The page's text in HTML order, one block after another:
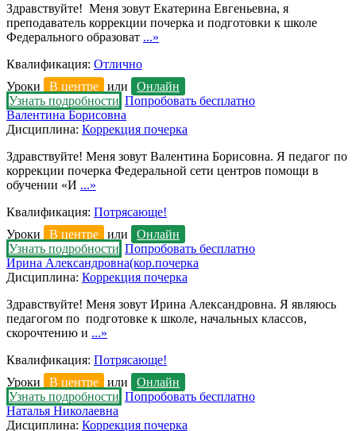
Здравствуйте! Меня зовут Екатерина Евгеньевна, я
преподаватель коррекции почерка и подготовки к школе
Федерального образоват ...»
Квалификация: Отлично
Уроки
В центре или
Онлайн
Узнать подробности Попробовать бесплатно
Валентина Борисовна
Дисциплина: Коррекция почерка
Здравствуйте! Меня зовут Валентина Борисовна. Я педагог по
коррекции почерка Федеральной сети центров помощи в
обучении «И ...»
Квалификация: Потрясающе!
Уроки
В центре или
Онлайн
Узнать подробности Попробовать бесплатно
Ирина Александровна(кор.почерка
Дисциплина: Коррекция почерка
Здравствуйте! Меня зовут Ирина Александровна. Я являюсь
педагогом по подготовке к школе, начальных классов,
скорочтению и ...»
Квалификация: Потрясающе!
Уроки
В центре или
Онлайн
Узнать подробности Попробовать бесплатно
Наталья Николаевна
Дисциплина: Коррекция почерка